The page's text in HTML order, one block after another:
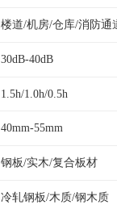
楼道/机房/仓库/消防通
30dB-40dB
1.5h/1.0h/0.5h
40mm-55mm
钢板/实木/复合板材
冷轧钢板/木质/钢木质